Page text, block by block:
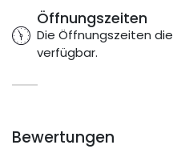
Öffnungszeiten
Die Öffnungszeiten
verfügbar.
Bewertungen